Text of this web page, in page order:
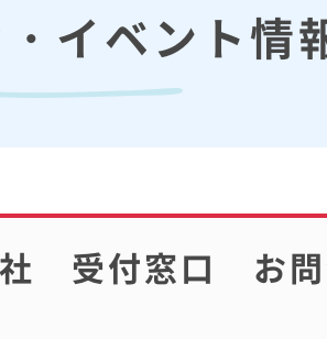
イベント情
社 受付窓口 お